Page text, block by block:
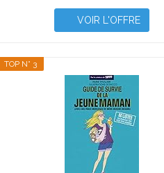
VOIR L'OFFRE
TOP N° 3